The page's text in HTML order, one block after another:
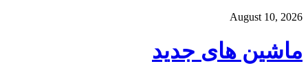
August 10, 2026
ماشین های جدید